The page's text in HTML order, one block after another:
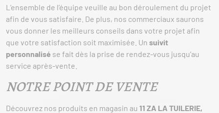
L’ensemble de l’équipe veuille au bon déroulement du projet
afin de vous satisfaire. De plus, nos commerciaux saurons
vous donner les meilleurs conseils dans votre projet afin
que votre satisfaction soit maximisée. Un suivit
personnalisé se fait dès la prise de rendez-vous jusqu’au
service après-vente.
NOTRE POINT DE VENTE
Découvrez nos produits en magasin au 11 ZA LA TUILERIE,